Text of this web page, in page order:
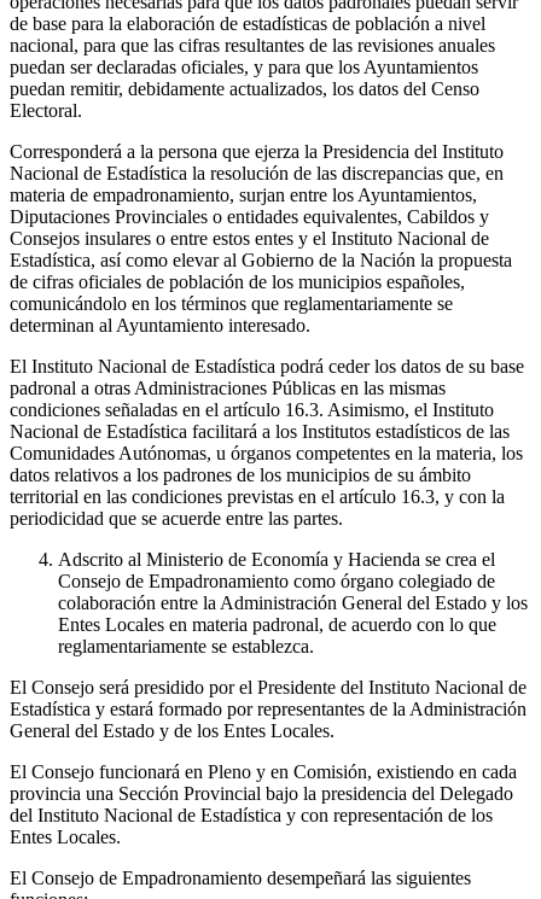
de base para la elaboración de estadísticas de población a nivel
nacional, para que las cifras resultantes de las revisiones anuales
puedan ser declaradas oficiales, y para que los Ayuntamientos
puedan remitir, debidamente actualizados, los datos del Censo
Electoral.
Corresponderá a la persona que ejerza la Presidencia del Instituto
Nacional de Estadística la resolución de las discrepancias que, en
materia de empadronamiento, surjan entre los Ayuntamientos,
Diputaciones Provinciales o entidades equivalentes, Cabildos y
Consejos insulares o entre estos entes y el Instituto Nacional de
Estadística, así como elevar al Gobierno de la Nación la propuesta
de cifras oficiales de población de los municipios españoles,
comunicándolo en los términos que reglamentariamente se
determinan al Ayuntamiento interesado.
El Instituto Nacional de Estadística podrá ceder los datos de su base
padronal a otras Administraciones Públicas en las mismas
condiciones señaladas en el artículo 16.3. Asimismo, el Instituto
Nacional de Estadística facilitará a los Institutos estadísticos de las
Comunidades Autónomas, u órganos competentes en la materia, los
datos relativos a los padrones de los municipios de su ámbito
territorial en las condiciones previstas en el artículo 16.3, y con la
periodicidad que se acuerde entre las partes.
Adscrito al Ministerio de Economía y Hacienda se crea el
Consejo de Empadronamiento como órgano colegiado de
colaboración entre la Administración General del Estado y los
Entes Locales en materia padronal, de acuerdo con lo que
reglamentariamente se establezca.
El Consejo será presidido por el Presidente del Instituto Nacional de
Estadística y estará formado por representantes de la Administración
General del Estado y de los Entes Locales.
El Consejo funcionará en Pleno y en Comisión, existiendo en cada
provincia una Sección Provincial bajo la presidencia del Delegado
del Instituto Nacional de Estadística y con representación de los
Entes Locales.
El Consejo de Empadronamiento desempeñará las siguientes